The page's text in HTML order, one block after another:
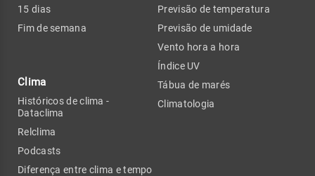
15 dias
Fim de semana
Clima
Históricos de clima -
Dataclima
Relclima
Podcasts
Diferença entre clima e tempo
Previsão de temperatura
Previsão de umidade
Vento hora a hora
Índice UV
Tábua de marés
Climatologia